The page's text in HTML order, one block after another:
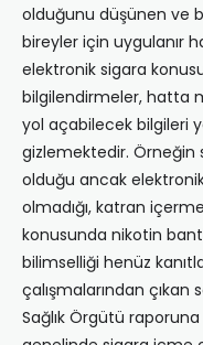
olduğunu düşünen ve
bireyler için uygulanır
elektronik sigara
bilgilendirmeler, hatta
yol açabilecek bilgileri
gizlemektedir. Örneğin
olduğu ancak elektronik
olmadığı, katran
konusunda nikotin
bilimselliği henüz
çalışmalarından çıkan
Sağlık Örgütü